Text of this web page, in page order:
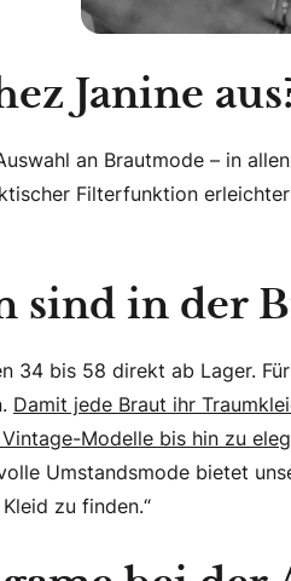
Janine
an Brautmode – in
Filterfunktion
sind in der
34 bis 58 direkt ab Lager.
Damit jede Braut ihr
Modelle bis hin zu
Umstandsmode bietet
zu finden.“